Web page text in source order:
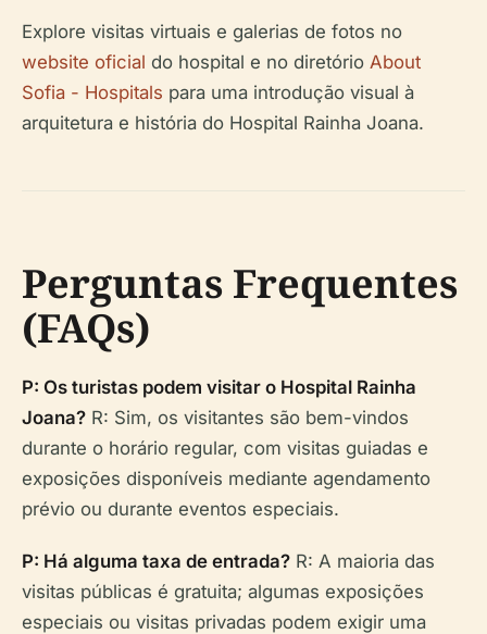
Explore visitas virtuais e galerias de fotos no
website oficial do hospital e no diretório About
Sofia - Hospitals para uma introdução visual à
arquitetura e história do Hospital Rainha Joana.
Perguntas Frequentes
(FAQs)
P: Os turistas podem visitar o Hospital Rainha
Joana? R: Sim, os visitantes são bem-vindos
durante o horário regular, com visitas guiadas e
exposições disponíveis mediante agendamento
prévio ou durante eventos especiais.
P: Há alguma taxa de entrada? R: A maioria das
visitas públicas é gratuita; algumas exposições
especiais ou visitas privadas podem exigir uma